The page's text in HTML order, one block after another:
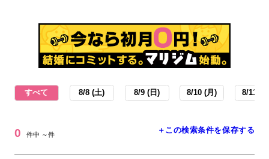
すべて 8/8 (土) 8/9 (日) 8/10 (月) 8/11 (
0 件中 ～件 ＋この検索条件を保存する